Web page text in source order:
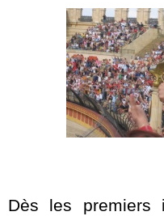
Dès les premiers